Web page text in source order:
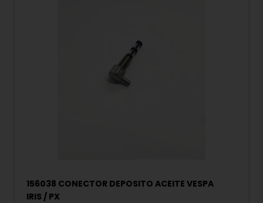
156038 CONECTOR DEPOSITO ACEITE VESPA
IRIS / PX